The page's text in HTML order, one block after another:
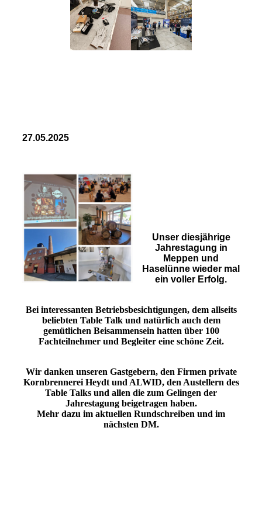
27.05.2025
Unser diesjährige
Jahrestagung in
Meppen und
Haselünne wieder mal
ein voller Erfolg.
Bei interessanten Betriebsbesichtigungen, dem allseits
beliebten Table Talk und natürlich auch dem
gemütlichen Beisammensein hatten über 100
Fachteilnehmer und Begleiter eine schöne Zeit.
Wir danken unseren Gastgebern, den Firmen private
Kornbrennerei Heydt und ALWID, den Austellern des
Table Talks und allen die zum Gelingen der
Jahrestagung beigetragen haben.
Mehr dazu im aktuellen Rundschreiben und im
nächsten DM.